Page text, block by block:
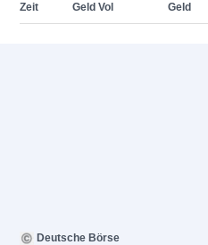
Zeit Geld Vol Geld
Deutsche Börse